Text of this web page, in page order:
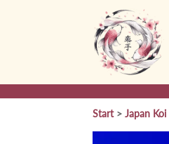
Start> Japan Koi